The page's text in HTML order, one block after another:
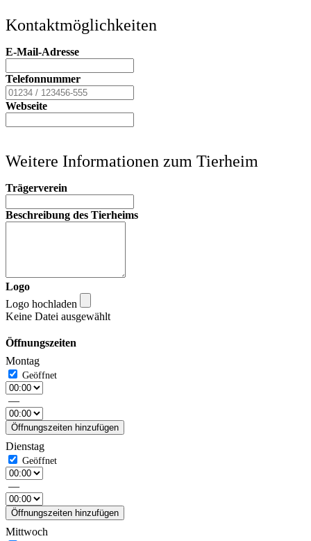
Kontaktmöglichkeiten
E-Mail-Adresse
Telefonnummer
Webseite
Weitere Informationen zum Tierheim
Trägerverein
Beschreibung des Tierheims
Logo
Logo hochladen
Keine Datei ausgewählt
Öffnungszeiten
Montag
—
Öffnungszeiten hinzufügen
Dienstag
—
Öffnungszeiten hinzufügen
Mittwoch